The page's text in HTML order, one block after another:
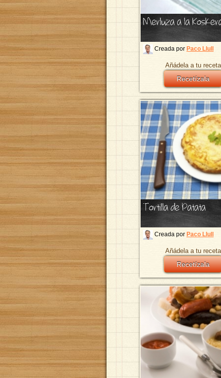
Merluza a la
Creada por Paco Llull
Añádela a tu
Recetízala
Tortilla de Patata
Creada por Paco Llull
Añádela a tu
Recetízala